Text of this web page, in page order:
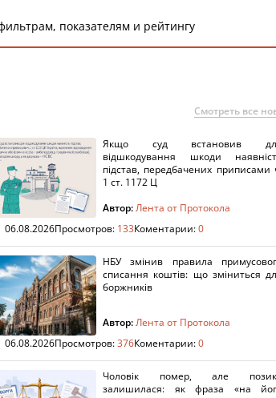
показателям и рейтингу
Смотреть все
Якщо суд встановив
відшкодування шкоди
підстав, передбачених приписами
1 ст. 1172 Ц
Автор:Лента от Протокола
06.08.2026Просмотров: 133Коментарии:0
НБУ змінив правила
списання коштів: що зміниться
боржників
Автор:Лента от Протокола
06.08.2026Просмотров:376Коментарии:0
Чоловік помер, але
залишилася: як фраза «на